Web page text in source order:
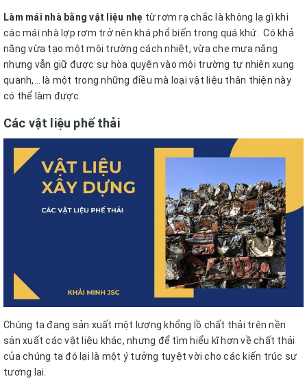
Làm mái nhà bằng vật liệu nhẹ từ rơm rạ chắc là không lạ gì khi
các mái nhà lợp rơm trở nên khá phổ biến trong quá khứ.
Có khả
năng vừa tạo một môi trường cách nhiệt, vừa che mưa nắng
nhưng vẫn giữ được sự hòa quyện vào môi trường tự nhiên xung
quanh,… là một trong những điều mà loại vật liệu thân thiện này
có thể làm được.
Các vật liệu phế thải
Chúng ta đang sản xuất một lượng khổng lồ chất thải trên nền
sản xuất các vật liệu khác, nhưng để tìm hiểu kĩ hơn về chất thải
của chúng ta đó lại là một ý tưởng tuyệt vời cho các kiến trúc sư
tương lai.